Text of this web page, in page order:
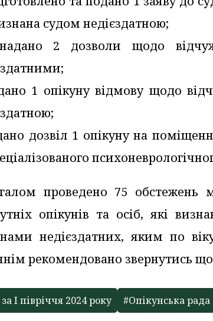
судом недієздатною;
2 дозволи щодо
1 опікуну відмову щодо
дозвіл 1 опікуну на
проведено 75 обстежень
опікунів та осіб, які
недієздатних, яким по
рекомендовано звернутись
І півріччя 2024 року #Опікунська рада